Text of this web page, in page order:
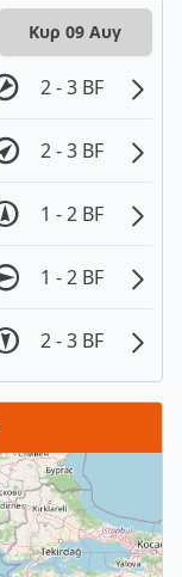
Κυρ 09 Αυγ
2 - 3 BF
2 - 3 BF
1 - 2 BF
1 - 2 BF
2 - 3 BF